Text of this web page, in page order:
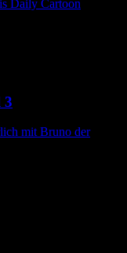
Daily Cartoon
3
mit Bruno der